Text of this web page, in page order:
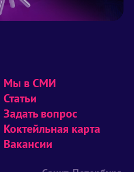
Мы в СМИ
Статьи
Задать вопрос
Коктейльная карта
Вакансии